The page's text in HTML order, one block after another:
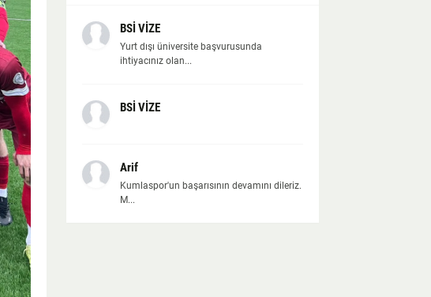
BSİ VİZE
Yurt dışı üniversite başvurusunda
ihtiyacınız olan...
BSİ VİZE
Arif
Kumlaspor'un başarısının devamını dileriz.
M...